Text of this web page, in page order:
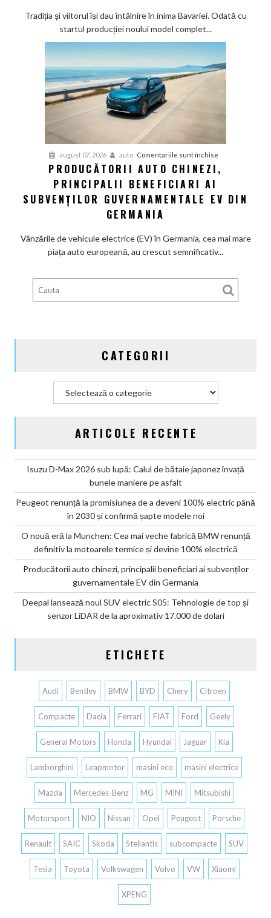
Cea
BMW
renunță
și
100%
Tradiția și viitorul își dau întâlnire în inima Bavariei. Odată cu
startul producției noului model complet...
august 07, 2026 auto Comentariile sunt închise
chinezi,
din
Germania
PRODUCĂTORII AUTO CHINEZI,
PRINCIPALII BENEFICIARI AI
SUBVENȚILOR GUVERNAMENTALE EV DIN
GERMANIA
Vânzările de vehicule electrice (EV) în Germania, cea mai mare
piața auto europeană, au crescut semnificativ...
CATEGORII
ARTICOLE RECENTE
Isuzu D-Max 2026 sub lupă: Calul de bătaie japonez învață
bunele maniere pe asfalt
Peugeot renunță la promisiunea de a deveni 100% electric până
în 2030 și confirmă șapte modele noi
O nouă eră la Munchen: Cea mai veche fabrică BMW renunță
definitiv la motoarele termice și devine 100% electrică
Producătorii auto chinezi, principalii beneficiari ai subvenților
guvernamentale EV din Germania
Deepal lansează noul SUV electric S05: Tehnologie de top și
senzor LiDAR de la aproximativ 17.000 de dolari
ETICHETE
Audi Bentley BMW BYD Chery Citroen
Compacte Dacia Ferrari FIAT Ford Geely
General Motors Honda Hyundai Jaguar Kia
Lamborghini Leapmotor masini eco masini electrice
Mazda Mercedes-Benz MG MINI Mitsubishi
Motorsport NIO Nissan Opel Peugeot Porsche
Renault SAIC Skoda Stellantis subcompacte SUV
Tesla Toyota Volkswagen Volvo VW Xiaomi
XPENG